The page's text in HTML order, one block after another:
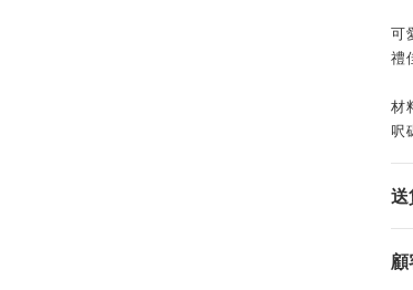
可
禮
材
呎
送
顧